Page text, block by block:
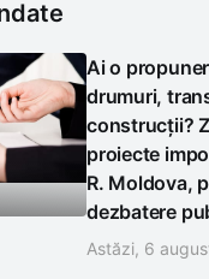
Ai o
drumuri,
construcții?
proiecte
R. Moldova,
dezbatere
Astăzi, 6